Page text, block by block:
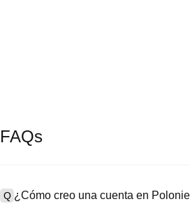
FAQs
Q ¿Cómo creo una cuenta en